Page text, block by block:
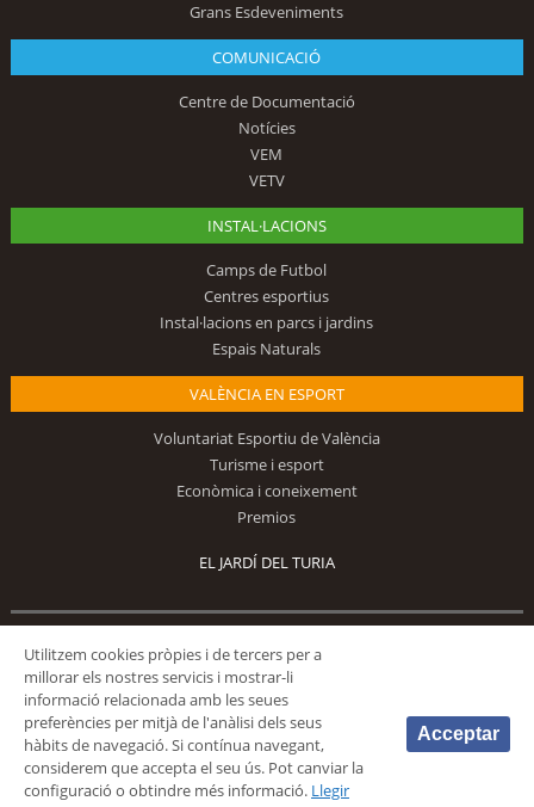
Grans Esdeveniments
COMUNICACIÓ
Centre de Documentació
Notícies
VEM
VETV
INSTAL·LACIONS
Camps de Futbol
Centres esportius
Instal·lacions en parcs i jardins
Espais Naturals
VALÈNCIA EN ESPORT
Voluntariat Esportiu de València
Turisme i esport
Econòmica i coneixement
Premios
EL JARDÍ DEL TURIA
© 2026 Fundación Deportiva Municipal Valencia |AVÍS LEGAL
Utilitzem cookies pròpies i de tercers per a
millorar els nostres servicis i mostrar-li
informació relacionada amb les seues
preferències per mitjà de l'anàlisi dels seus
hàbits de navegació. Si contínua navegant,
considerem que accepta el seu ús. Pot canviar la
configuració o obtindre més informació. Llegir
Acceptar